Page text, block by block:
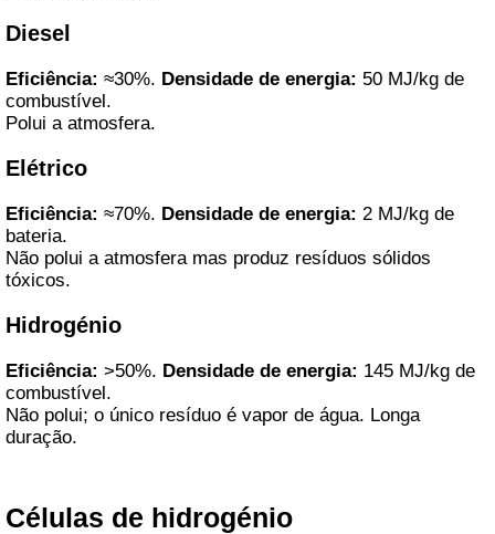
Diesel
Eficiência: ≈30%. Densidade de energia: 50 MJ/kg de
combustível.
Polui a atmosfera.
Elétrico
Eficiência: ≈70%. Densidade de energia: 2 MJ/kg de
bateria.
Não polui a atmosfera mas produz resíduos sólidos
tóxicos.
Hidrogénio
Eficiência: >50%. Densidade de energia: 145 MJ/kg de
combustível.
Não polui; o único resíduo é vapor de água. Longa
duração.
Células de hidrogénio